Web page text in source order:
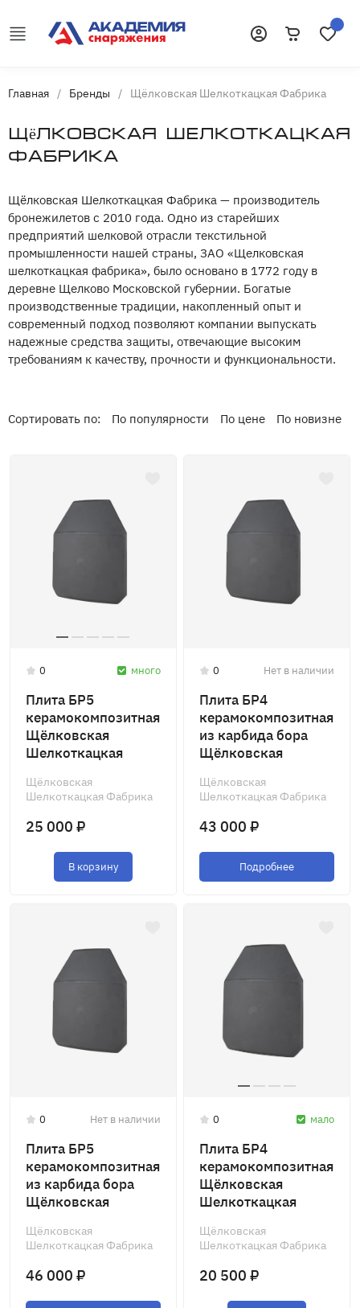
Главная / Бренды / Щёлковская Шелкоткацкая Фабрика
Щёлковская Шелкоткацкая
Фабрика
Щёлковская Шелкоткацкая Фабрика — производитель
бронежилетов с 2010 года. Одно из старейших
предприятий шелковой отрасли текстильной
промышленности нашей страны, ЗАО «Щелковская
шелкоткацкая фабрика», было основано в 1772 году в
деревне Щелково Московской губернии. Богатые
производственные традиции, накопленный опыт и
современный подход позволяют компании выпускать
надежные средства защиты, отвечающие высоким
требованиям к качеству, прочности и функциональности.
Сортировать по: По популярности По цене По новизне
0
Плита БР5
керамокомпозитная
Щёлковская
Шелкоткацкая
Щёлковская
Шелкоткацкая Фабрика
25 000 ₽
В корзину
много 0
Плита БР4
керамокомпозитная
из карбида бора
Щёлковская
Фабрика
Щёлковская
Шелкоткацкая Фабрика
43 000 ₽
Подробнее
Нет в наличии
0
Плита БР5
керамокомпозитная
из карбида бора
Щёлковская
Фабрика
Щёлковская
Шелкоткацкая Фабрика
46 000 ₽
Нет в наличии 0
Плита БР4
керамокомпозитная
Щёлковская
Шелкоткацкая
Щёлковская
Шелкоткацкая Фабрика
20 500 ₽
мало